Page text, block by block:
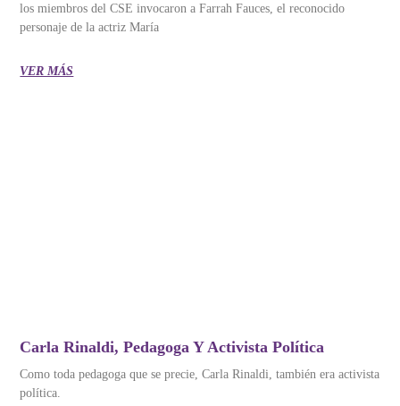
los miembros del CSE invocaron a Farrah Fauces, el reconocido
personaje de la actriz María
VER MÁS
Carla Rinaldi, Pedagoga Y Activista Política
Como toda pedagoga que se precie, Carla Rinaldi, también era activista
política.